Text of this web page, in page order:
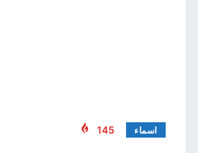
اسماء 145